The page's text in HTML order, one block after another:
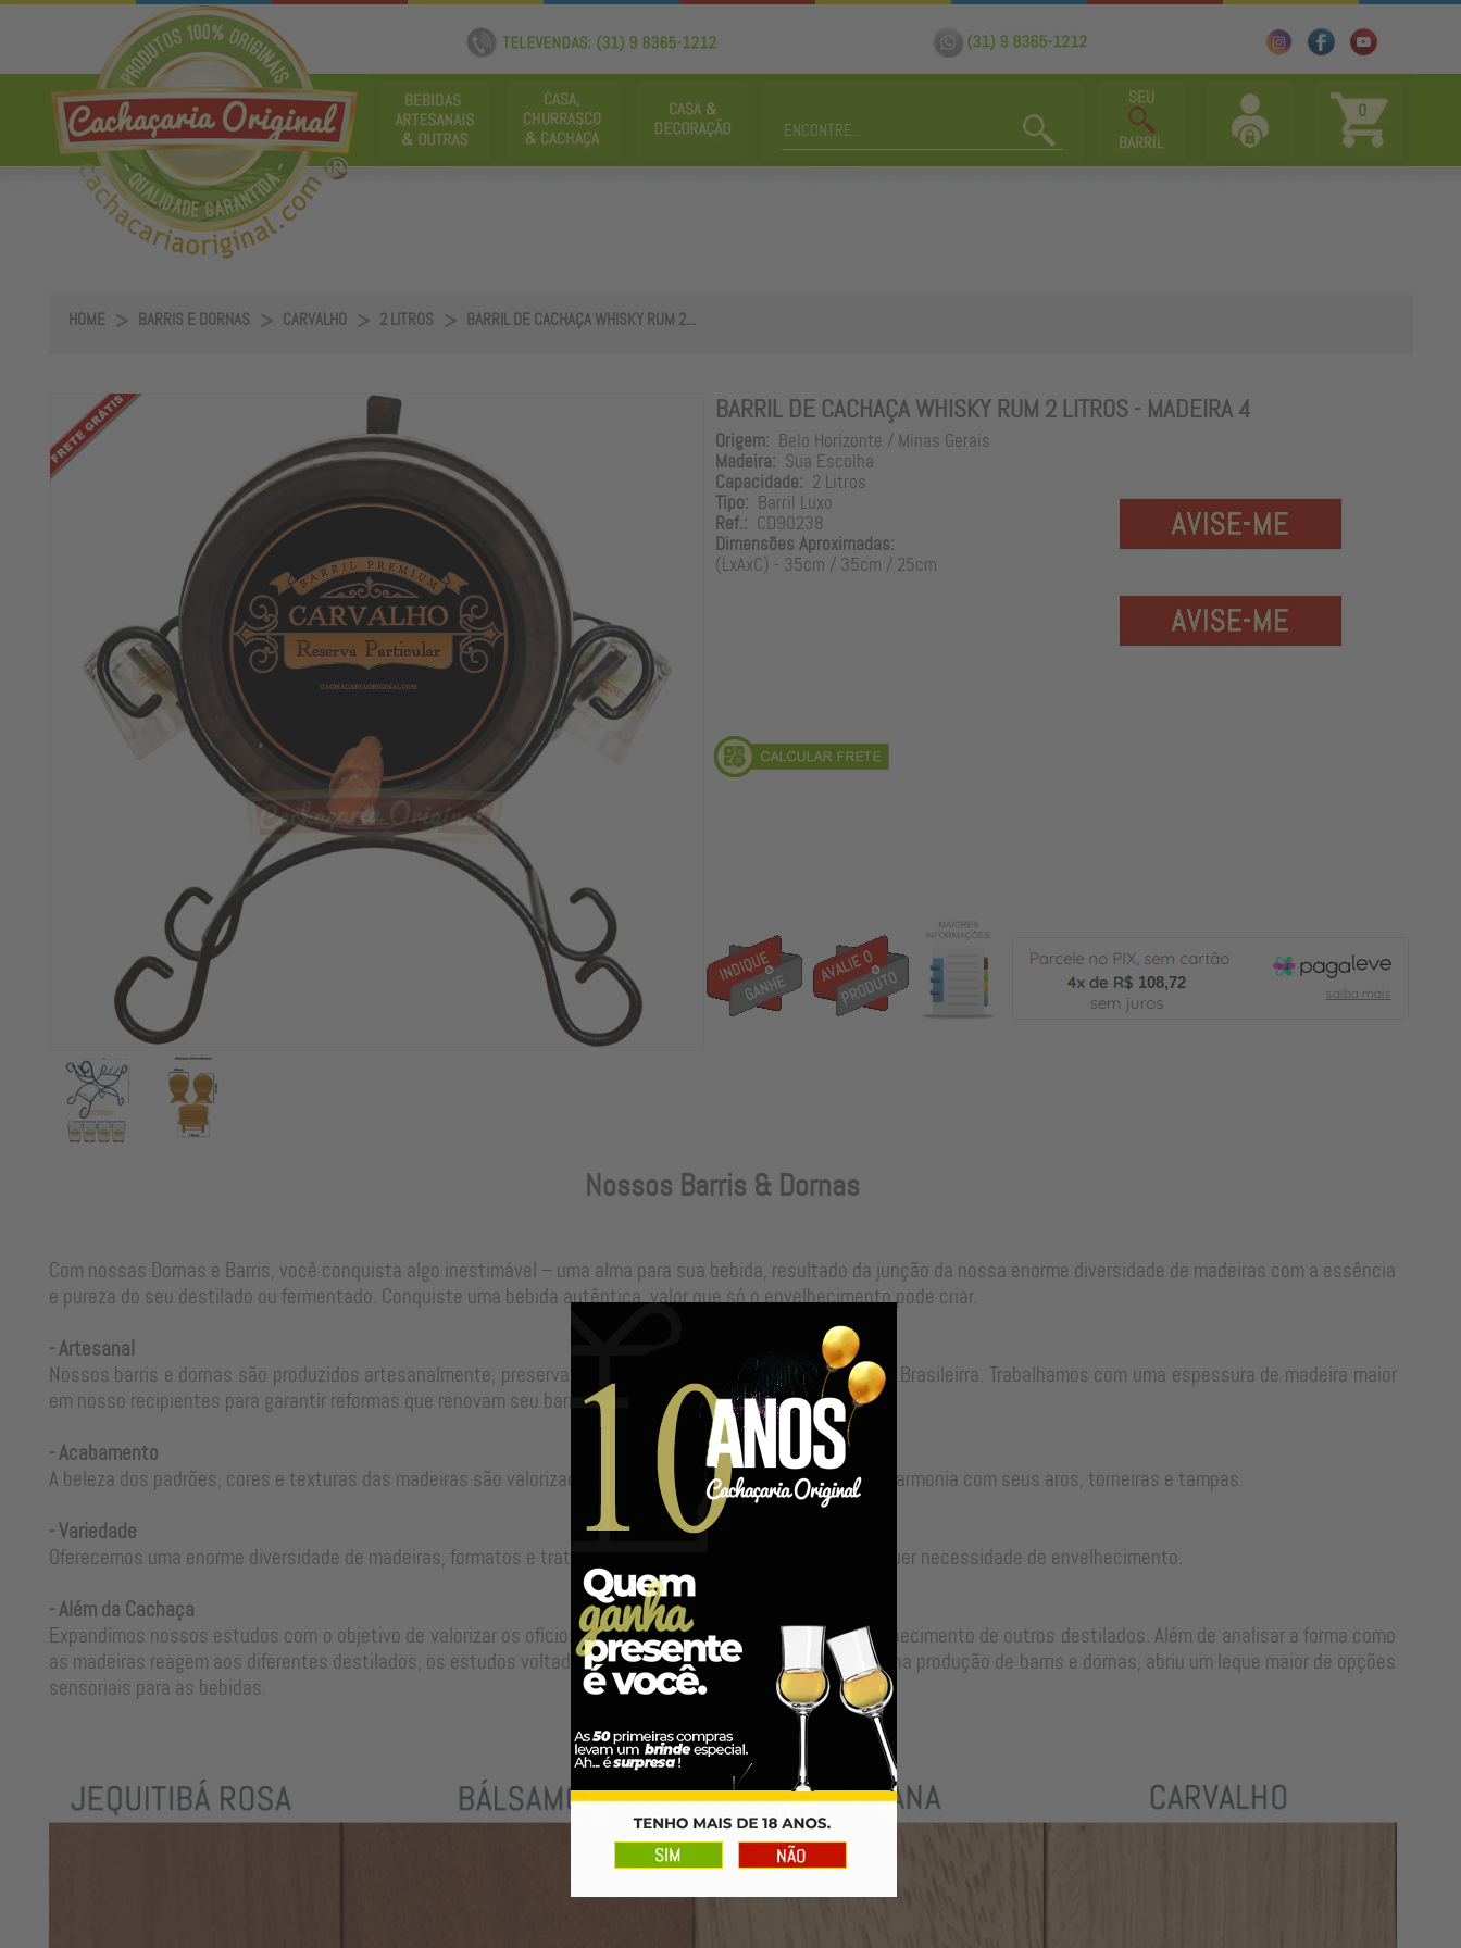
0
HOME BARRIS E DORNAS CARVALHO 2 LITROS BARRIL DE CACHAÇA WHISKY RUM 2...
BARRIL DE CACHAÇA WHISKY RUM 2 LITROS - MADEIRA 4
Origem: Belo Horizonte / Minas Gerais
Madeira: Sua Escolha
Capacidade: 2 Litros
Tipo: Barril Luxo
Ref.: CD90238
Dimensões Aproximadas:
(LxAxC) - 35cm / 35cm / 25cm
108,72
Nossos Barris & Dornas
Com nossas Dornas e Barris, você conquista algo inestimável – uma alma para sua bebida, resultado da junção da nossa enorme diversidade de madeiras com a essência
e pureza do seu destilado ou fermentado. Conquiste uma bebida autêntica, valor que só o envelhecimento pode criar.
- Artesanal
Nossos barris e dornas são produzidos artesanalmente, preservando as técnicas tradicionais da Tanoaria Brasileirra. Trabalhamos com uma espessura de madeira maior
em nosso recipientes para garantir reformas que renovam seu barril para um longo período de uso.
- Acabamento
A beleza dos padrões, cores e texturas das madeiras são valorizadas no ajuste perfeito de cada peça em harmonia com seus aros, torneiras e tampas.
- Variedade
Oferecemos uma enorme diversidade de madeiras, formatos e tratamentos, adequados para atender qualquer necessidade de envelhecimento.
- Além da Cachaça
Expandímos nossos estudos com o objetivo de valorizar os ofícios da tanoaria na Coquetelaria e no envelhecimento de outros destilados. Além de analisar a forma como
as madeiras reagem aos diferentes destilados, os estudos voltados para a introdução de novas madeiras na produção de barris e dornas, abriu um leque maior de opções
sensoriais para as bebidas.